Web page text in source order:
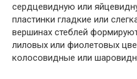
сердцевидную или
пластинки гладкие или
вершинах стеблей
лиловых или фиолетовых
колосовидные или